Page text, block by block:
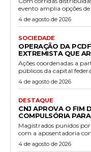
evento amplia opções de
4 de agosto de 2026
SOCIEDADE
OPERAÇÃO DA
EXTREMISTA QUE
Ações coordenadas a
públicos da capital
4 de agosto de 2026
DESTAQUE
CNJ APROVA O FIM
COMPULSÓRIA
Magistrados punidos
com a aposentadoria
4 de agosto de 2026